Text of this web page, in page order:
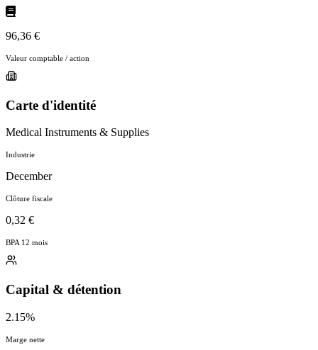
96,36 €
Valeur comptable / action
Carte d'identité
Medical Instruments & Supplies
Industrie
December
Clôture fiscale
0,32 €
BPA 12 mois
Capital & détention
2.15%
Marge nette